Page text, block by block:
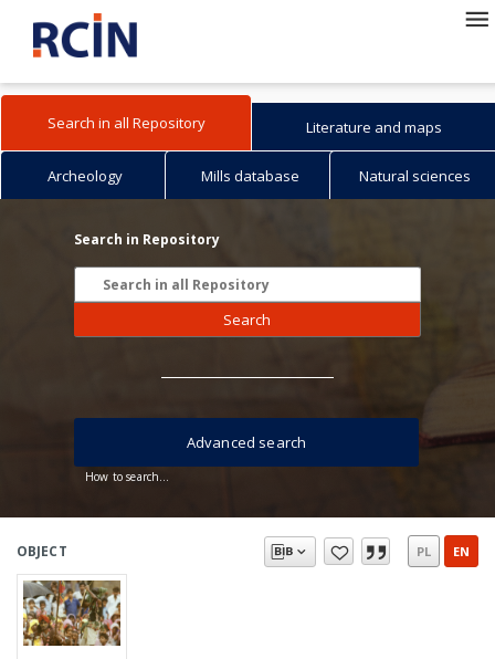
Search in all Repository Literature and maps
Archeology Mills database Natural sciences
Search in Repository
Search
How to search...
Advanced search
OBJECT PL EN